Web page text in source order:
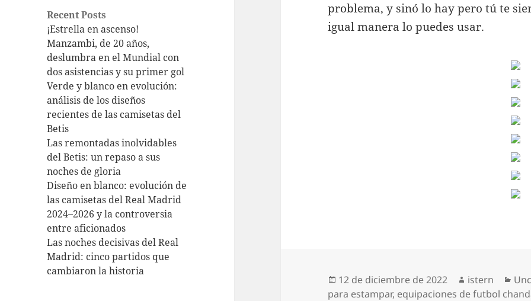
Recent Posts
¡Estrella en ascenso!
Manzambi, de 20 años,
deslumbra en el Mundial con
dos asistencias y su primer gol
Verde y blanco en evolución:
análisis de los diseños
recientes de las camisetas del
Betis
Las remontadas inolvidables
del Betis: un repaso a sus
noches de gloria
Diseño en blanco: evolución de
las camisetas del Real Madrid
2024–2026 y la controversia
entre aficionados
Las noches decisivas del Real
Madrid: cinco partidos que
cambiaron la historia
problema, y sinó lo hay pero tú te
igual manera lo puedes usar.
Publicado
el
12 de diciembre de 2022 Autor
istern
para estampar, equipaciones de futbol